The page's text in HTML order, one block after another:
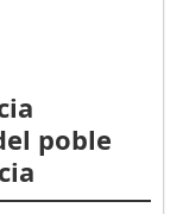
poble